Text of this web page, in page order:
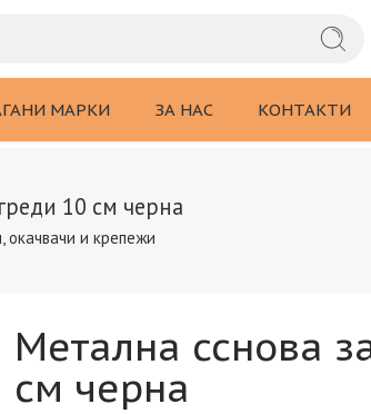
МАРКИ ЗА НАС КОНТАКТИ
10 см черна
окачвачи и крепежи
Метална сснова
см черна